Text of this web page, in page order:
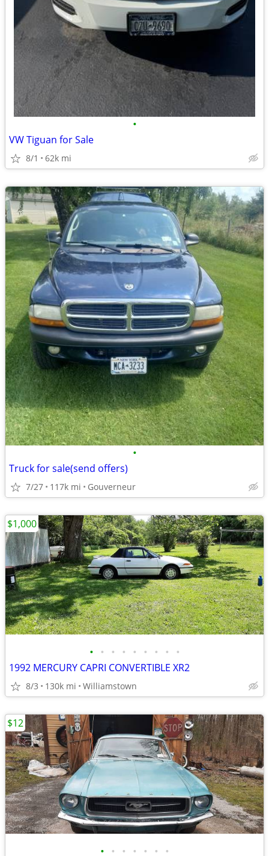
•
VW Tiguan for Sale
8/1 62k mi
•
Truck for sale(send offers)
7/27 117k mi Gouverneur
• • • • • • • • •
1992 MERCURY CAPRI CONVERTIBLE XR2
8/3 130k mi Williamstown
$1,000
• • • • • • •
$12